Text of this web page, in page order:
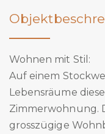
Wohnen mit Stil:
Auf einem
Lebensräume
Zimmerwohnung.
grosszügige